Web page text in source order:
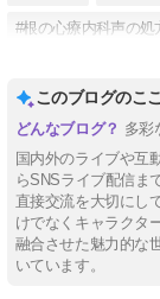
#根の心療内科声の処
このブログのこ
多彩
国内外のライブや互
らSNSライブ配信ま
直接交流を大切にし
けでなくキャラクタ
融合させた魅力的な
いています。